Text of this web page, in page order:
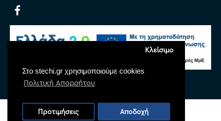
Στο stechi.gr χρησιμοποιούμε cookies
Πολιτική Απορρήτου
Κλείσιμο
Προτιμήσεις Αποδοχή
Copyright © 2022 Stechi, All Rights Reserved
Powered by
Monoware Web